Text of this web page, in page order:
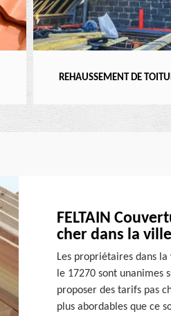
REHAUSSEMENT DE
FELTAIN
cher dans la
Les propriétaires dans
le 17270 sont
proposer des tarifs pas
plus abordables que ce